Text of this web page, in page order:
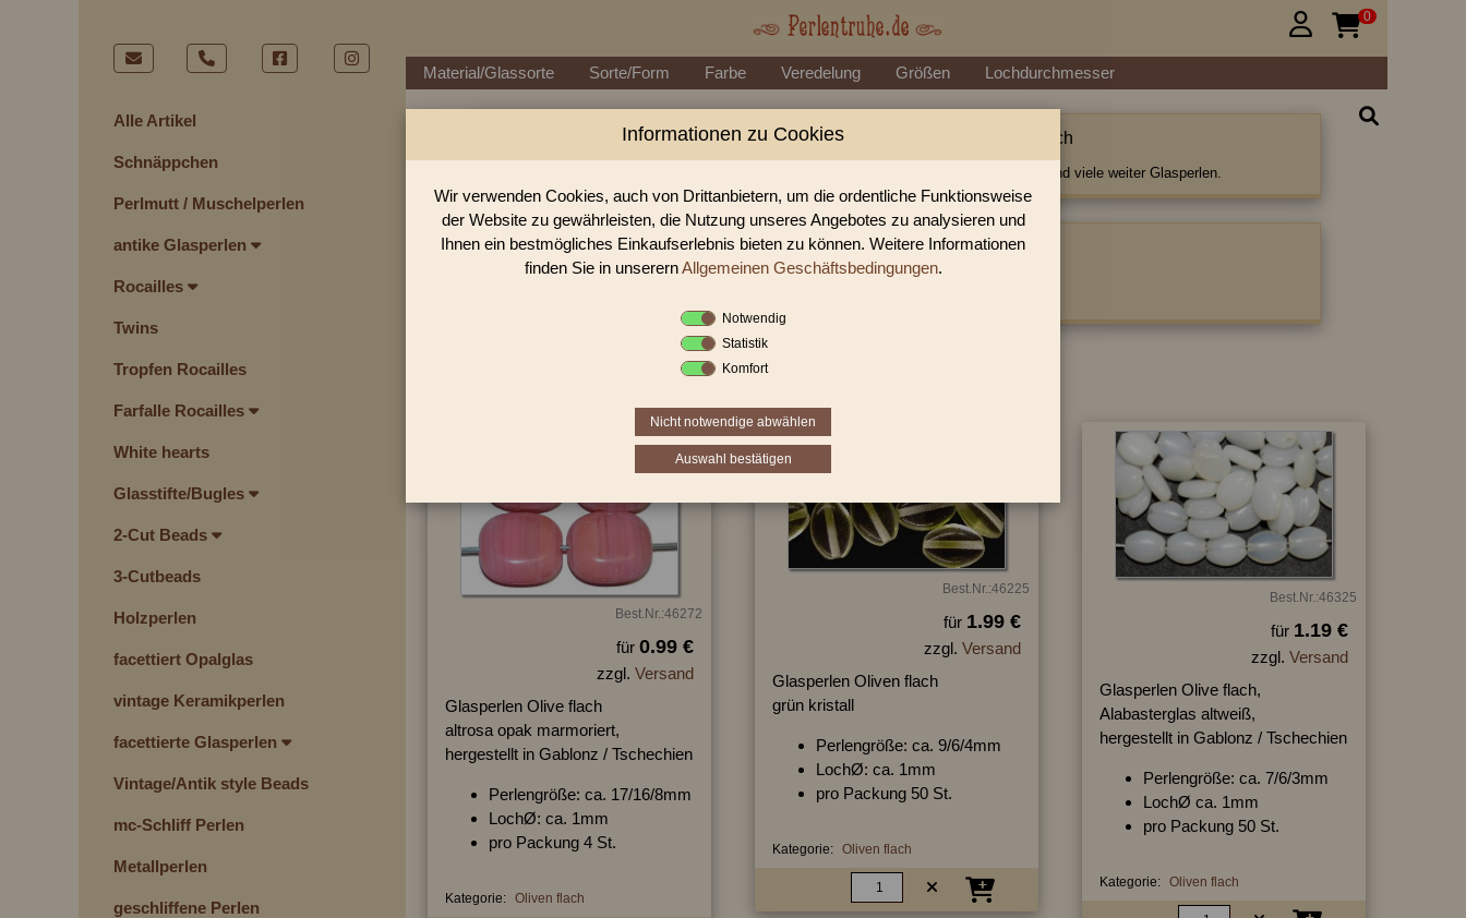
Alle Artikel
Schnäppchen
Perlmutt / Muschelperlen
antike Glasperlen
Rocailles
Twins
Tropfen Rocailles
Farfalle Rocailles
White hearts
Glasstifte/Bugles
2-Cut Beads
3-Cutbeads
Holzperlen
facettiert Opalglas
vintage Keramikperlen
facettierte Glasperlen
Vintage/Antik style Beads
mc-Schliff Perlen
Metallperlen
geschliffene Perlen
 0
Material/Glassorte Sorte/Form Farbe Veredelung Größen Lochdurchmesser
Perlen Shop für gedrückte Perlen Oliven flach
In unserem Perlen Shop finden sie zahlreich gedrückte Perlen Oliven flach und viele weiter Glasperlen.
Sie befinden sich in folgender Kategorie:
gedrückte Perlen|Oliven
Best.Nr.:46272
für 0.99 €
zzgl. Versand
Glasperlen Olive flach
altrosa opak marmoriert,
hergestellt in Gablonz / Tschechien
Perlengröße: ca. 17/16/8mm
LochØ: ca. 1mm
pro Packung 4 St.
Kategorie: Oliven flach
Best.Nr.:46225
für 1.99 €
zzgl. Versand
Glasperlen Oliven flach
grün kristall
Perlengröße: ca. 9/6/4mm
LochØ: ca. 1mm
pro Packung 50 St.
Kategorie: Oliven flach
Best.Nr.:46325
für 1.19 €
zzgl. Versand
Glasperlen Olive flach,
Alabasterglas altweiß,
hergestellt in Gablonz / Tschechien
Perlengröße: ca. 7/6/3mm
LochØ ca. 1mm
pro Packung 50 St.
Kategorie: Oliven flach
Informationen zu Cookies
Wir verwenden Cookies, auch von Drittanbietern, um die ordentliche Funktionsweise
der Website zu gewährleisten, die Nutzung unseres Angebotes zu analysieren und
Ihnen ein bestmögliches Einkaufserlebnis bieten zu können. Weitere Informationen
finden Sie in unserernAllgemeinen Geschäftsbedingungen.
Notwendig
Statistik
Komfort
Nicht notwendige abwählen
Auswahl bestätigen